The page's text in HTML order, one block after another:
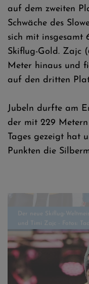
auf dem zweiten
Schwäche des
sich mit insgesamt
Skiflug-Gold. Zajc
Meter hinaus und
auf den dritten
Jubeln durfte am
der mit 229
Tages gezeigt hat
Punkten die